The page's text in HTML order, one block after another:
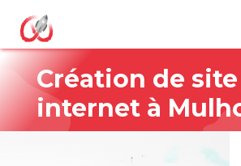
Création de site
internet à